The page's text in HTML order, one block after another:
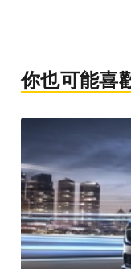
你也可能喜